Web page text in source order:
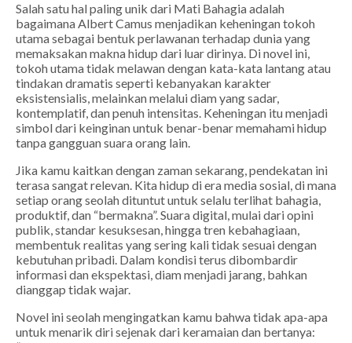
Salah satu hal paling unik dari Mati Bahagiaadalah
bagaimana Albert Camus menjadikan keheningan tokoh
utama sebagai bentuk perlawanan terhadap dunia yang
memaksakan makna hidup dari luar dirinya. Di novel ini,
tokoh utama tidak melawan dengan kata-kata lantang atau
tindakan dramatis seperti kebanyakan karakter
eksistensialis, melainkan melalui diam yang sadar,
kontemplatif, dan penuh intensitas. Keheningan itu menjadi
simbol dari keinginan untuk benar-benar memahami hidup
tanpa gangguan suara orang lain.
Jika kamu kaitkan dengan zaman sekarang, pendekatan ini
terasa sangat relevan. Kita hidup di era media sosial, di mana
setiap orang seolah dituntut untuk selalu terlihat bahagia,
produktif, dan “bermakna”. Suara digital, mulai dari opini
publik, standar kesuksesan, hingga tren kebahagiaan,
membentuk realitas yang sering kali tidak sesuai dengan
kebutuhan pribadi. Dalam kondisi terus dibombardir
informasi dan ekspektasi,diammenjadi jarang, bahkan
dianggap tidak wajar.
Novel ini seolah mengingatkan kamu bahwa tidak apa-apa
untuk menarik diri sejenak dari keramaian dan bertanya: